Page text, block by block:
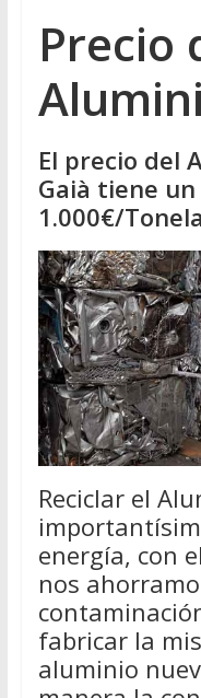
Precio
El precio del
Gaià tiene
1.000€/
Reciclar el
energía, con
nos
fabricar la
aluminio